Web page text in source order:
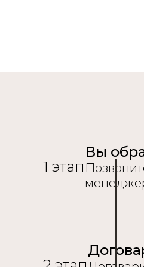
1 этап
Вы